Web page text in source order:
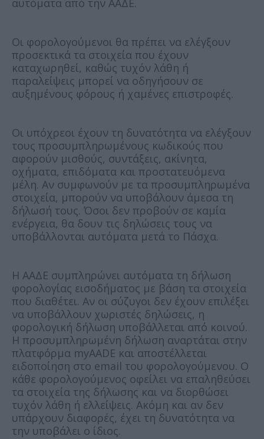
αυτόματα από την ΑΑΔΕ.
Οι φορολογούμενοι θα πρέπει να ελέγξουν
προσεκτικά τα στοιχεία που έχουν
καταχωρηθεί, καθώς τυχόν λάθη ή
παραλείψεις μπορεί να οδηγήσουν σε
αυξημένους φόρους ή χαμένες επιστροφές.
Οι υπόχρεοι έχουν τη δυνατότητα να ελέγξουν
τους προσυμπληρωμένους κωδικούς που
αφορούν μισθούς, συντάξεις, ακίνητα,
οχήματα, επιδόματα και προστατευόμενα
μέλη. Αν συμφωνούν με τα προσυμπληρωμένα
στοιχεία, μπορούν να υποβάλουν άμεσα τη
δήλωσή τους. Όσοι δεν προβούν σε καμία
ενέργεια, θα δουν τις δηλώσεις τους να
υποβάλλονται αυτόματα μετά το Πάσχα.
Η ΑΑΔΕ συμπληρώνει αυτόματα τη δήλωση
φορολογίας εισοδήματος με βάση τα στοιχεία
που διαθέτει. Αν οι σύζυγοι δεν έχουν επιλέξει
να υποβάλλουν χωριστές δηλώσεις, η
φορολογική δήλωση υποβάλλεται από κοινού.
Η προσυμπληρωμένη δήλωση αναρτάται στην
πλατφόρμα myAADE και αποστέλλεται
ειδοποίηση στο email του φορολογούμενου. Ο
κάθε φορολογούμενος οφείλει να επαληθεύσει
τα στοιχεία της δήλωσης και να διορθώσει
τυχόν λάθη ή ελλείψεις. Ακόμη και αν δεν
υπάρχουν διαφορές, έχει τη δυνατότητα να
την υποβάλει ο ίδιος.